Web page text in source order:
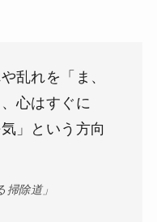
乱れを「ま、
心はすぐに
」という方向
除道」